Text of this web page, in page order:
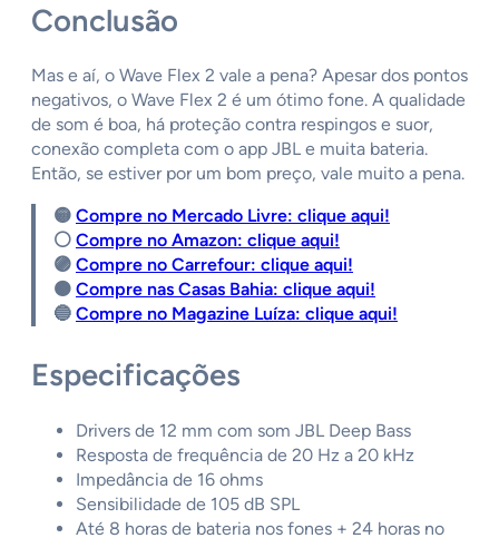
Conclusão
Mas e aí, o Wave Flex 2 vale a pena? Apesar dos pontos
negativos, o Wave Flex 2 é um ótimo fone. A qualidade
de som é boa, há proteção contra respingos e suor,
conexão completa com o app JBL e muita bateria.
Então, se estiver por um bom preço, vale muito a pena.
🟡 Compre no Mercado Livre: clique aqui!
⚪️ Compre no Amazon: clique aqui!
🟣 Compre no Carrefour: clique aqui!
🟠 Compre nas Casas Bahia: clique aqui!
🔵 Compre no Magazine Luíza: clique aqui!
Especificações
Drivers de 12 mm com som JBL Deep Bass
Resposta de frequência de 20 Hz a 20 kHz
Impedância de 16 ohms
Sensibilidade de 105 dB SPL
Até 8 horas de bateria nos fones + 24 horas no